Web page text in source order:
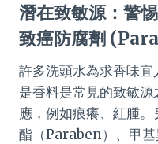
潛在致敏源：警
致癌防腐劑
許多洗頭水為求香味
是香料是常見的致敏
應，例如痕癢、紅腫
酯（Paraben）、甲